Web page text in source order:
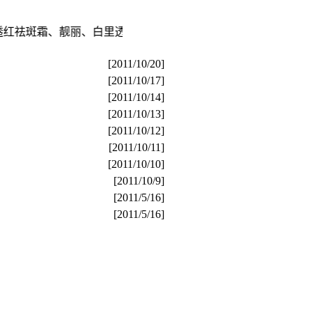
霜、靓丽、白里透红中药祛斑四合一、白里透红。本站是
[2011/10/20]
[2011/10/17]
[2011/10/14]
[2011/10/13]
[2011/10/12]
[2011/10/11]
[2011/10/10]
[2011/10/9]
[2011/5/16]
[2011/5/16]